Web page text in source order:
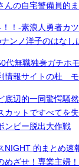
んの自宅警備員的ま
！-素浪人勇者カ
ンノ洋子のはなし
無職独身ガチホモ
情報サイトの杜
底辺的一同驚愕騒
カットですべてを
ンビー脱出大作戦
NIGHT 的まとめ速
めざせ！専業主婦